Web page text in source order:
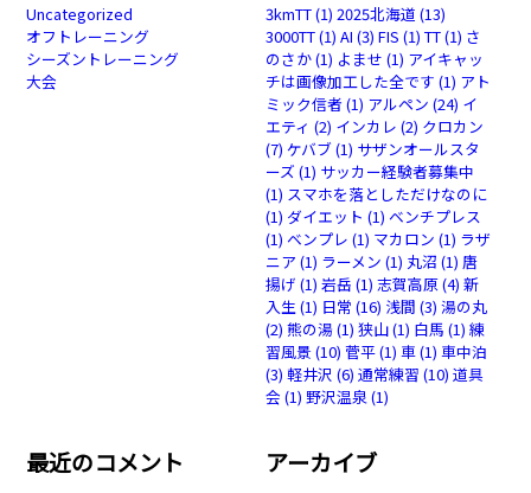
Uncategorized
オフトレーニング
シーズントレーニング
大会
3kmTT(1) 2025北海道 (13)
3000TT(1) AI (3) FIS (1) TT(1) さ
のさか(1) よませ (1) アイキャッ
チは画像加工した全です (1) アト
ミック信者 (1) アルペン (24) イ
エティ (2) インカレ (2) クロカン
(7) ケバブ(1) サザンオールスタ
ーズ (1) サッカー経験者募集中
(1) スマホを落としただけなのに
(1) ダイエット (1) ベンチプレス
(1) ベンプレ (1) マカロン (1) ラザ
ニア (1) ラーメン (1) 丸沼 (1) 唐
揚げ (1) 岩岳 (1) 志賀高原(4) 新
入生 (1) 日常 (16) 浅間 (3) 湯の丸
(2) 熊の湯(1) 狭山(1) 白馬 (1) 練
習風景(10) 菅平(1) 車(1) 車中泊
(3) 軽井沢 (6) 通常練習 (10) 道具
会 (1) 野沢温泉 (1)
最近のコメント アーカイブ